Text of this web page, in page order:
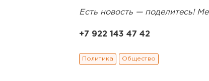
Есть новость — поделитесь!
+7 922 143 47 42
Политика Общество